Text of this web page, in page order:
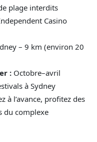
plage interdits
Casino
– 9 km (environ 20
: Octobre–avril
à Sydney
à l’avance, profitez des
du complexe